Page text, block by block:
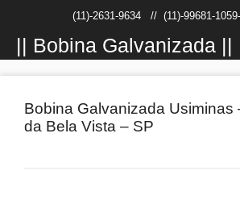
conteúdo
(11)-2631-9634// (11)-99681-
|| Bobina Galvanizada ||
Bobina Galvanizada Usiminas
da Bela Vista – SP